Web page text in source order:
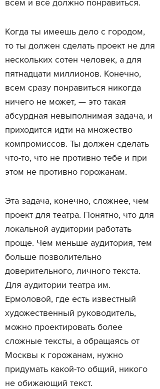
всем и всё должно понравиться.
Когда ты имеешь дело с городом,
то ты должен сделать проект не для
нескольких сотен человек, а для
пятнадцати миллионов. Конечно,
всем сразу понравиться никогда
ничего не может, — это такая
абсурдная невыполнимая задача, и
приходится идти на множество
компромиссов. Ты должен сделать
что-то, что не противно тебе и при
этом не противно горожанам.
Эта задача, конечно, сложнее, чем
проект для театра. Понятно, что для
локальной аудитории работать
проще. Чем меньше аудитория, тем
больше позволительно
доверительного, личного текста.
Для аудитории театра им.
Ермоловой, где есть известный
художественный руководитель,
можно проектировать более
сложные тексты, а обращаясь от
Москвы к горожанам, нужно
придумать какой-то общий, никого
не обижающий текст.